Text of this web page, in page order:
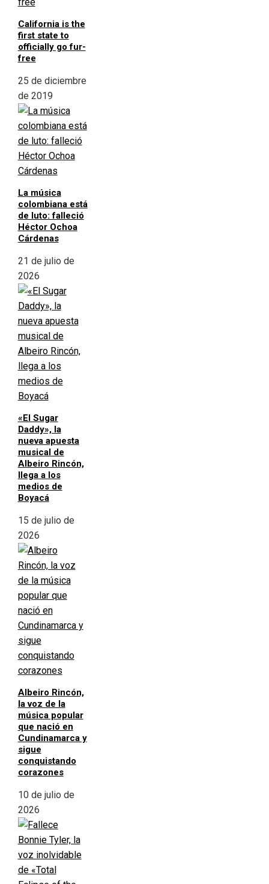
California is the
first state to
officially go fur-
free
25 de diciembre
de 2019
La música
colombiana está
de luto: falleció
Héctor Ochoa
Cárdenas
21 de julio de
2026
«El Sugar
Daddy», la
nueva apuesta
musical de
Albeiro Rincón,
llega a los
medios de
Boyacá
15 de julio de
2026
Albeiro Rincón,
la voz de la
música popular
que nació en
Cundinamarca y
sigue
conquistando
corazones
10 de julio de
2026